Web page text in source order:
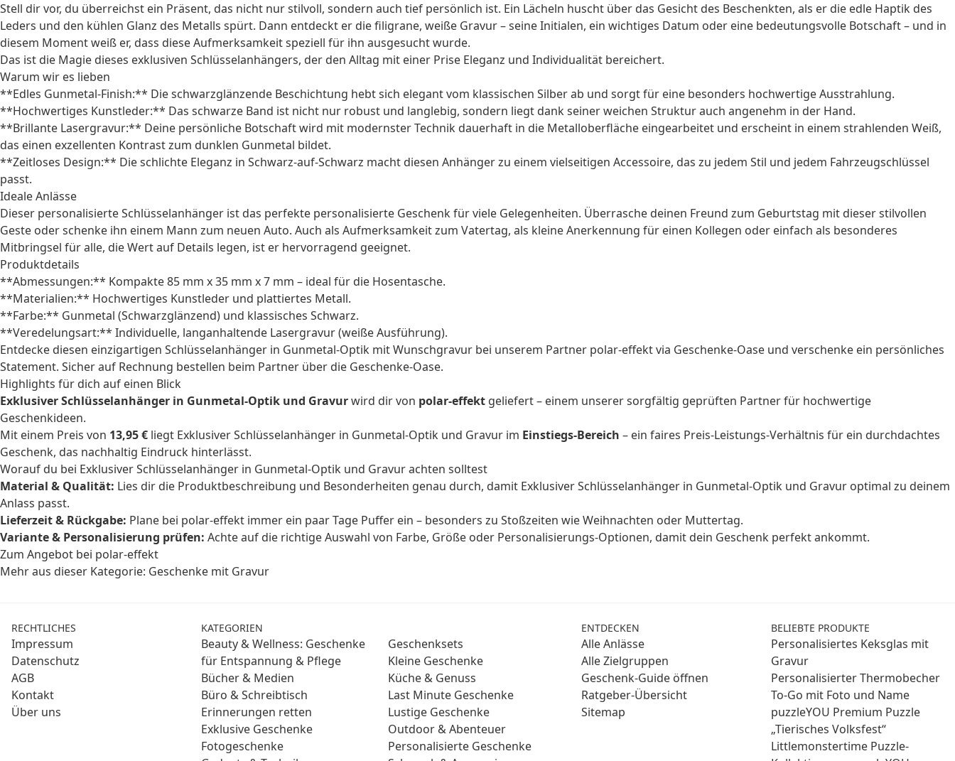
Stell dir vor, du überreichst ein Präsent, das nicht nur stilvoll, sondern auch tief persönlich ist. Ein Lächeln huscht über das Gesicht des Beschenkten, als er die edle Haptik des
Leders und den kühlen Glanz des Metalls spürt. Dann entdeckt er die filigrane, weiße Gravur – seine Initialen, ein wichtiges Datum oder eine bedeutungsvolle Botschaft – und in
diesem Moment weiß er, dass diese Aufmerksamkeit speziell für ihn ausgesucht wurde.
Das ist die Magie dieses exklusiven Schlüsselanhängers, der den Alltag mit einer Prise Eleganz und Individualität bereichert.
Warum wir es lieben
**Edles Gunmetal-Finish:** Die schwarzglänzende Beschichtung hebt sich elegant vom klassischen Silber ab und sorgt für eine besonders hochwertige Ausstrahlung.
**Hochwertiges Kunstleder:** Das schwarze Band ist nicht nur robust und langlebig, sondern liegt dank seiner weichen Struktur auch angenehm in der Hand.
**Brillante Lasergravur:** Deine persönliche Botschaft wird mit modernster Technik dauerhaft in die Metalloberfläche eingearbeitet und erscheint in einem strahlenden Weiß,
das einen exzellenten Kontrast zum dunklen Gunmetal bildet.
**Zeitloses Design:** Die schlichte Eleganz in Schwarz-auf-Schwarz macht diesen Anhänger zu einem vielseitigen Accessoire, das zu jedem Stil und jedem Fahrzeugschlüssel
passt.
Ideale Anlässe
Dieser personalisierte Schlüsselanhänger ist das perfekte personalisierte Geschenkfür viele Gelegenheiten. Überrasche deinen Freund zum Geburtstag mit dieser stilvollen
Geste oder schenke ihn einem Mann zum neuen Auto. Auch als Aufmerksamkeit zum Vatertag, als kleine Anerkennung für einen Kollegen oder einfach als besonderes
Mitbringsel für alle, die Wert auf Details legen, ist er hervorragend geeignet.
Produktdetails
**Abmessungen:** Kompakte 85 mm x 35 mm x 7 mm – ideal für die Hosentasche.
**Materialien:** Hochwertiges Kunstleder und plattiertes Metall.
**Farbe:** Gunmetal (Schwarzglänzend) und klassisches Schwarz.
**Veredelungsart:** Individuelle, langanhaltende Lasergravur (weiße Ausführung).
Entdecke diesen einzigartigen Schlüsselanhänger in Gunmetal-Optik mit Wunschgravur bei unserem Partner polar-effekt via Geschenke-Oase und verschenke ein persönliches
Statement. Sicher auf Rechnung bestellen beim Partner über die Geschenke-Oase.
Highlights für dich auf einen Blick
Exklusiver Schlüsselanhänger in Gunmetal-Optik und Gravurwird dir von polar-effekt geliefert – einem unserer sorgfältig geprüften Partner für hochwertige
Geschenkideen.
Mit einem Preis von 13,95 € liegt Exklusiver Schlüsselanhänger in Gunmetal-Optik und Gravur im Einstiegs-Bereich – ein faires Preis-Leistungs-Verhältnis für ein durchdachtes
Geschenk, das nachhaltig Eindruck hinterlässt.
Worauf du bei Exklusiver Schlüsselanhänger in Gunmetal-Optik und Gravur achten solltest
Material & Qualität: Lies dir die Produktbeschreibung und Besonderheiten genau durch, damit Exklusiver Schlüsselanhänger in Gunmetal-Optik und Gravur optimal zu deinem
Anlass passt.
Lieferzeit & Rückgabe: Plane bei polar-effekt immer ein paar Tage Puffer ein – besonders zu Stoßzeiten wie Weihnachten oder Muttertag.
Variante & Personalisierung prüfen: Achte auf die richtige Auswahl von Farbe, Größe oder Personalisierungs-Optionen, damit dein Geschenk perfekt ankommt.
Zum Angebot bei polar-effekt
Mehr aus dieser Kategorie: Geschenke mit Gravur
RECHTLICHES
Impressum
Datenschutz
AGB
Kontakt
Über uns
KATEGORIEN
Beauty & Wellness: Geschenke
für Entspannung & Pflege
Bücher & Medien
Büro & Schreibtisch
Erinnerungen retten
Exklusive Geschenke
Fotogeschenke
Geschenksets
Kleine Geschenke
Küche & Genuss
Last Minute Geschenke
Lustige Geschenke
Outdoor & Abenteuer
Personalisierte Geschenke
ENTDECKEN
Alle Anlässe
Alle Zielgruppen
Geschenk-Guide öffnen
Ratgeber-Übersicht
Sitemap
BELIEBTE PRODUKTE
Personalisiertes Keksglas mit
Gravur
Personalisierter Thermobecher
To-Go mit Foto und Name
puzzleYOU Premium Puzzle
„Tierisches Volksfest“
Littlemonstertime Puzzle-